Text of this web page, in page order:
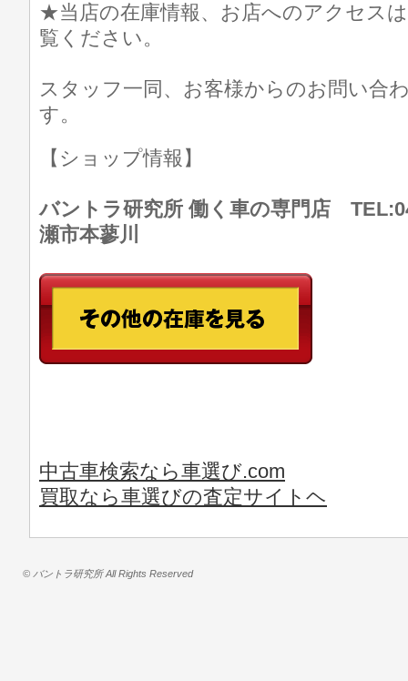
★当店の在庫情報、お店へのアクセス
覧ください。
スタッフ一同、お客様からのお問い合
す。
【ショップ情報】
バントラ研究所 働く車の専門店
瀬市本蓼川
中古車検索なら車選び.com
買取なら車選びの査定サイトヘ
© バントラ研究所 All Rights Reserved